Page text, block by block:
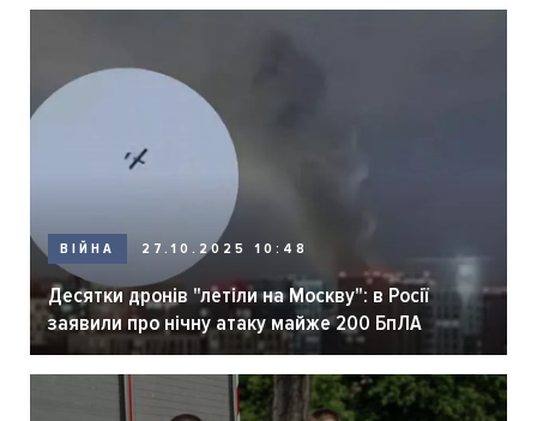
ВІЙНА 27.10.2025 10:48
Десятки дронів "летіли на Москву": в Росії
заявили про нічну атаку майже 200 БпЛА